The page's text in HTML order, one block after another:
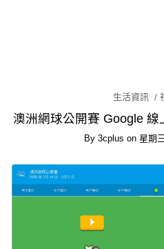
生活資訊
澳洲網球公開賽 Google
By 3cplus on 星期